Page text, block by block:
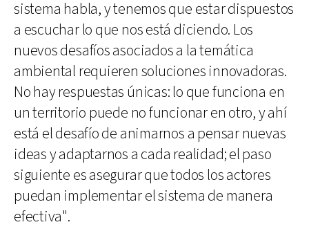
sistema habla, y tenemos que estar dispuestos
a escuchar lo que nos está diciendo. Los
nuevos desafíos asociados a la temática
ambiental requieren soluciones innovadoras.
No hay respuestas únicas: lo que funciona en
un territorio puede no funcionar en otro, y ahí
está el desafío de animarnos a pensar nuevas
ideas y adaptarnos a cada realidad; el paso
siguiente es asegurar que todos los actores
puedan implementar el sistema de manera
efectiva".